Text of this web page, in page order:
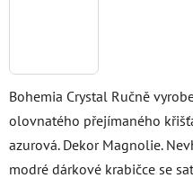
Bohemia Crystal Ručně
olovnatého přejímaného
azurová. Dekor Magnolie.
modré dárkové krabičce se